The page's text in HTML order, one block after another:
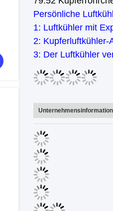
Persönliche
1: Luftkühler mit
2: Kupferluftkühler-
3: Der Luftkühler